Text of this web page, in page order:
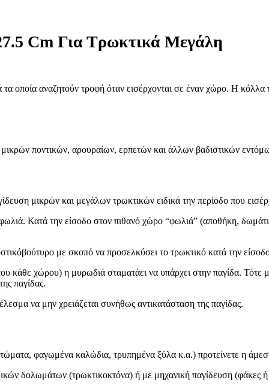
Cm Για Τρωκτικά Μεγάλη
οποία αναζητούν τροφή όταν εισέρχονται σε έναν χώρο. Η κόλλα
ποντικών, αρουραίων, ερπετών και άλλων βαδιστικών
μικρών και μεγάλων τρωκτικών ειδικά την περίοδο που
Κατά την είσοδο στον πιθανό χώρο “φωλιά” (αποθήκη,
με σκοπό να προσελκύσει το τρωκτικό κατά την
κάθε χώρου) η μυρωδιά σταματάει να υπάρχει στην παγίδα.
παγίδας.
να μην χρειάζεται συνήθως αντικατάσταση της παγίδας.
φαγωμένα καλώδια, τρυπημένα ξύλα κ.α.) προτείνετε η
δολωμάτων (τρωκτικοκτόνα) ή με μηχανική παγίδευση (φάκες